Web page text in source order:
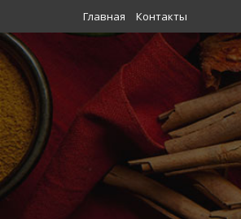
Главная Контакты